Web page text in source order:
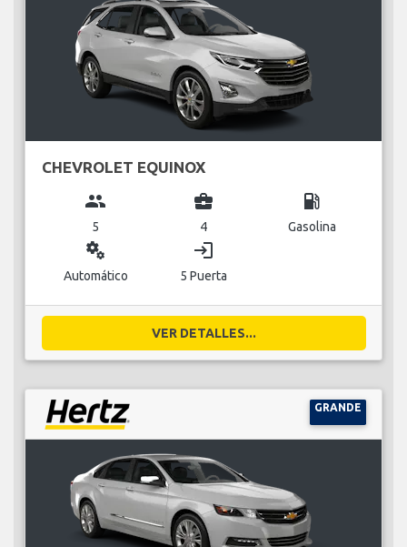
CHEVROLET EQUINOX
group
5
business_center
4
local_gas_station
Gasolina
miscellaneous_services
Automático
login
5 Puerta
VER DETALLES...
GRANDE